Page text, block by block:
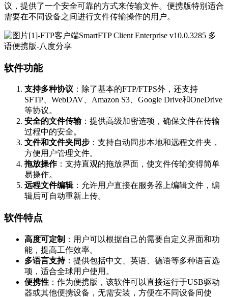
议，提供了一个安全可靠的方式来传输文件。便携版特别适合
需要在不同设备之间进行文件传输操作的用户。
软件功能
支持多种协议 ：除了基本的FTP/FTPS外，还支持
SFTP、WebDAV、Amazon S3、Google Drive和OneDrive
等协议。
安全的文件传输：提供高级加密选项，确保文件在传输
过程中的安全。
文件和文件夹同步 ：支持自动同步本地和远程文件夹，
方便用户管理文件。
拖放操作：支持直观的拖放界面，使文件传输变得简单
易操作。
远程文件编辑：允许用户直接在服务器上编辑文件，编
辑后可自动重新上传。
软件特点
高度可定制 ：用户可以根据自己的需要自定义界面和功
能，提高工作效率。
多语言支持：提供包括中文、英语、德语等多种语言选
项，适合全球用户使用。
便携性 ：作为便携版，该软件可以直接运行于USB驱动
器或其他便携设备，无需安装，方便在不同设备间使